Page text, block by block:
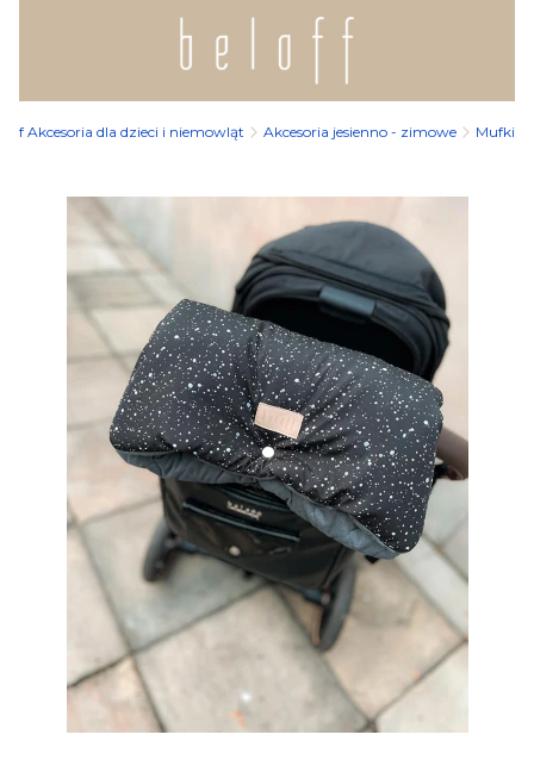
Akcesoria dla dzieci i niemowląt Akcesoria jesienno - zimowe Mufki